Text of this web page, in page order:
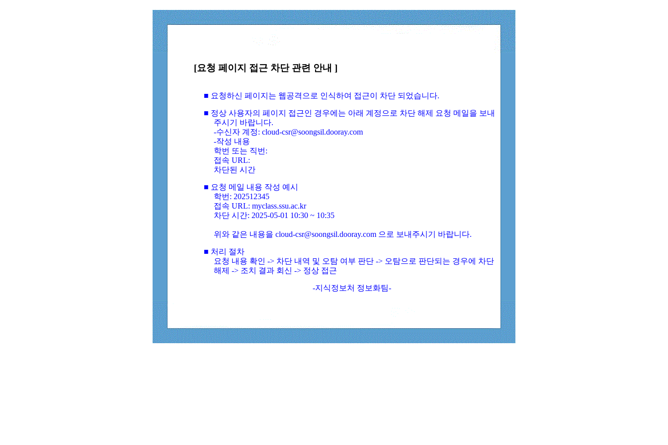
[요청 페이지 접근 차단 관련 안내 ]
■ 요청하신 페이지는 웹공격으로 인식하여 접근이 차단 되었습니다.
■ 정상 사용자의 페이지 접근인 경우에는 아래 계정으로 차단 해제 요청 메일을 보내
주시기 바랍니다.
-수신자 계정: cloud-csr@soongsil.dooray.com
-작성 내용
학번 또는 직번:
접속 URL:
차단된 시간
■ 요청 메일 내용 작성 예시
학번: 202512345
접속 URL: myclass.ssu.ac.kr
차단 시간: 2025-05-01 10:30 ~ 10:35
위와 같은 내용을 cloud-csr@soongsil.dooray.com 으로 보내주시기 바랍니다.
■ 처리 절차
요청 내용 확인 -> 차단 내역 및 오탐 여부 판단 -> 오탐으로 판단되는 경우에 차단
해제 -> 조치 결과 회신 -> 정상 접근
-지식정보처 정보화팀-